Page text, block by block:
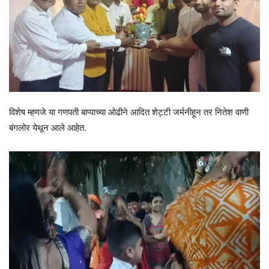
विशेष म्हणजे या गणपती बाप्पाच्या ओढीने आदित शेट्टी जर्मनीहून तर नितेश वाणी
बंगलोर येथून आले आहेत.